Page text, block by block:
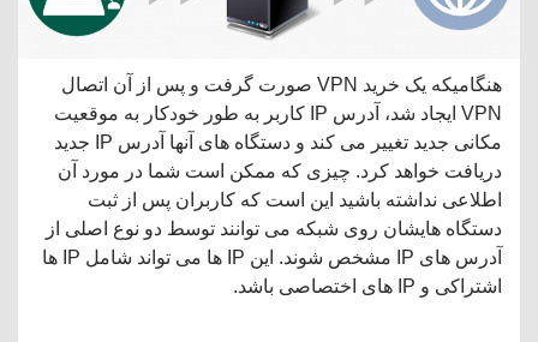
هنگامیکه یک خرید VPN صورت گرفت و پس از آن اتصال
VPN ایجاد شد، آدرس IP کاربر به طور خودکار به موقعیت
مکانی جدید تغییر می کند و دستگاه های آنها آدرس IP جدید
دریافت خواهد کرد. چیزی که ممکن است شما در مورد آن
اطلاعی نداشته باشید این است که کاربران پس از ثبت
دستگاه هایشان روی شبکه می توانند توسط دو نوع اصلی از
آدرس های IP مشخص شوند. این IP ها می تواند شامل IP ها
اشتراکی و IP های اختصاصی باشد.